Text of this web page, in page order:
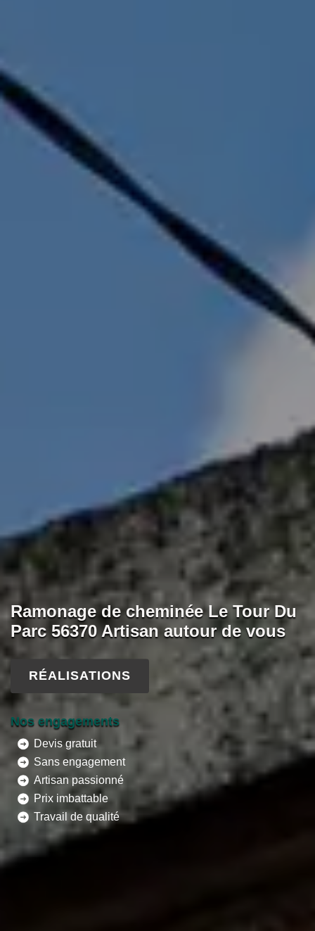
Ramonage de cheminée Le Tour Du
Parc 56370 Artisan autour de vous
RÉALISATIONS
Nos engagements
Devis gratuit
Sans engagement
Artisan passionné
Prix imbattable
Travail de qualité